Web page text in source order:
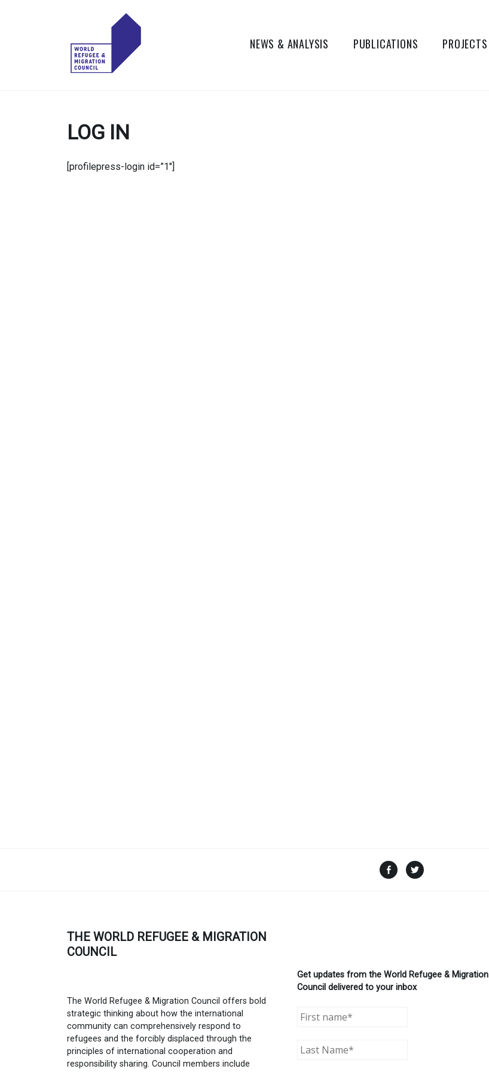
REFUGEE
AND
MIGRATION
Systems
NEWS & ANALYSIS PUBLICATIONS PROJECTS
LOG IN
[profilepress-login id=”1″]
Facebook
THE WORLD REFUGEE & MIGRATION
COUNCIL
The World Refugee & Migration Council offers bold
strategic thinking about how the international
community can comprehensively respond to
refugees and the forcibly displaced through the
principles of international cooperation and
responsibility sharing. Council members include
Get updates from the World Refugee & Migration
Council delivered to your inbox